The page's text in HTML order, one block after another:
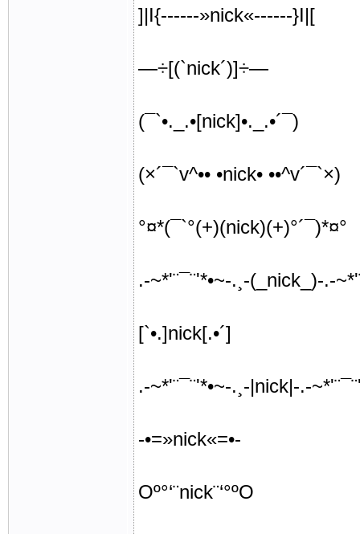
]|I{------»nick«------}I|[
—÷[(`nick´)]÷—
(¯`•._.•[nick]•._.•´¯)
(×´¯`v^•• •nick• ••^v´¯`×)
°¤*(¯`°(+)(nick)(+)°´¯)*¤°
.-~*'¨¯¨'*•~-.¸-(_nick_)-.-
[`•.]nick[.•´]
.-~*'¨¯¨'*•~-.¸-|nick|-.-
-•=»nick«=•-
Oº°‘¨nick¨‘°ºO